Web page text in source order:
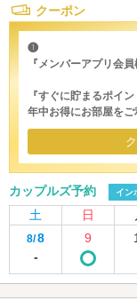
クーポン
❶
『メンバーアプリ会
『すぐに貯まるポイ
年中お得にお部屋をご
カップルズ予約 イン
土 日
8/8
-
9